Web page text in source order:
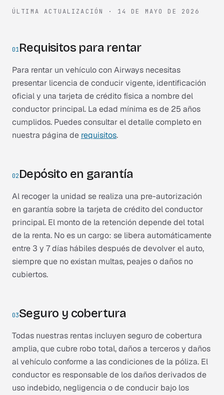
ÚLTIMA ACTUALIZACIÓN · 14 DE MAYO DE 2026
01Requisitos para rentar
Para rentar un vehículo con Airways necesitas
presentar licencia de conducir vigente, identificación
oficial y una tarjeta de crédito física a nombre del
conductor principal. La edad mínima es de 25 años
cumplidos. Puedes consultar el detalle completo en
nuestra página de requisitos.
02Depósito en garantía
Al recoger la unidad se realiza una pre-autorización
en garantía sobre la tarjeta de crédito del conductor
principal. El monto de la retención depende del total
de la renta. No es un cargo: se libera automáticamente
entre 3 y 7 días hábiles después de devolver el auto,
siempre que no existan multas, peajes o daños no
cubiertos.
03Seguro y cobertura
Todas nuestras rentas incluyen seguro de cobertura
amplia, que cubre robo total, daños a terceros y daños
al vehículo conforme a las condiciones de la póliza. El
conductor es responsable de los daños derivados de
uso indebido, negligencia o de conducir bajo los